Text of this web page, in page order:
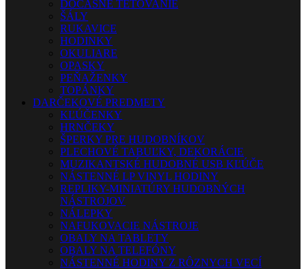
DOČASNÉ TETOVANIE
ŠÁLY
RUKAVICE
HODINKY
OKULIARE
OPASKY
PEŇAŽENKY
TOPÁNKY
DARČEKOVÉ PREDMETY
KĽÚČENKY
HRNČEKY
ŠPERKY PRE HUDOBNÍKOV
PLECHOVÉ TABUĽKY, DEKORÁCIE
MUZIKANTSKÉ HUDOBNÉ USB KĽÚČE
NÁSTENNÉ LP VINYL HODINY
REPLIKY-MINIATÚRY HUDOBNÝCH
NÁSTROJOV
NÁLEPKY
NAFUKOVACIE NÁSTROJE
OBALY NA TABLETY
OBALY NA TELEFÓNY
NÁSTENNÉ HODINY Z RÔZNYCH VECÍ